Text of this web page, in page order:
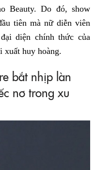
Beauty. Do đó, show
tiên mà nữ diễn viên
diện chính thức của
huy hoàng.
bắt nhịp làn
nơ trong xu